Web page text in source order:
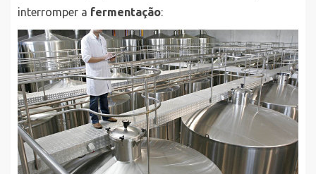
interromper a fermentação: